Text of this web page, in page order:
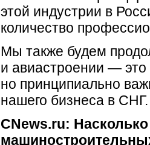
этой индустрии в
количество
Мы также будем
и авиастроении —
но принципиально
нашего бизнеса в СНГ.
CNews.ru: